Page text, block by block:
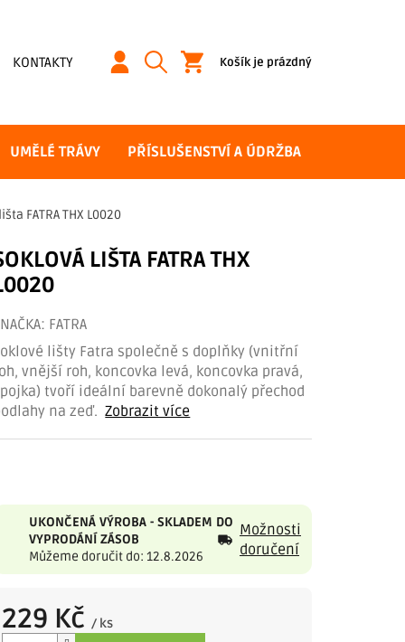
KONTAKTY
NÁKUPNÍ
Košík je prázdný
UMĚLÉ TRÁVY PŘÍSLUŠENSTVÍ A ÚDRŽBA
FATRA THX L0020
FATRA
LIŠTA FATRA THX
UKONČENÁ VÝROBA - SKLADEM DO
VYPRODÁNÍ ZÁSOB
Můžeme doručit do: 12.8.2026
Možnosti
doručení
lišty Fatra společně s doplňky (vnitřní
vnější roh, koncovka levá, koncovka pravá,
tvoří ideální barevně dokonalý přechod
na zeď. Zobrazit více
229 Kč/ ks